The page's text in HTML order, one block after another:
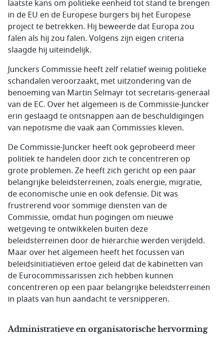
laatste kans om politieke eenheid tot stand te brengen
in de EU en de Europese burgers bij het Europese
project te betrekken. Hij beweerde dat Europa zou
falen als hij zou falen. Volgens zijn eigen criteria
slaagde hij uiteindelijk.
Junckers Commissie heeft zelf relatief weinig politieke
schandalen veroorzaakt, met uitzondering van de
benoeming van Martin Selmayr tot secretaris-generaal
van de EC. Over het algemeen is de Commissie-Juncker
erin geslaagd te ontsnappen aan de beschuldigingen
van nepotisme die vaak aan Commissies kleven.
De Commissie-Juncker heeft ook geprobeerd meer
politiek te handelen door zich te concentreren op
grote problemen. Ze heeft zich gericht op een paar
belangrijke beleidsterreinen, zoals energie, migratie,
de economische unie en ook defensie. Dit was
frustrerend voor sommige diensten van de
Commissie, omdat hun pogingen om nieuwe
wetgeving te ontwikkelen buiten deze
beleidsterreinen door de hiërarchie werden verijdeld.
Maar over het algemeen heeft het focussen van
beleidsinitiatieven ertoe geleid dat de kabinetten van
de Eurocommissarissen zich hebben kunnen
concentreren op een paar belangrijke beleidsterreinen
in plaats van hun aandacht te versnipperen.
Administratieve en organisatorische hervorming